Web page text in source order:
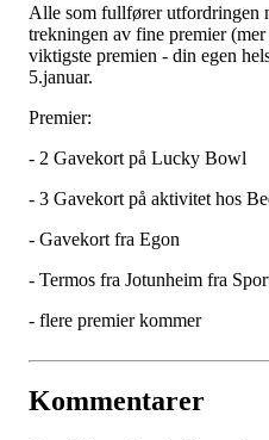
Alle som fullfører utfordringen
trekningen av fine premier
viktigste premien - din egen
5.januar.
Premier:
- 2 Gavekort på Lucky Bowl
- 3 Gavekort på aktivitet hos
- Gavekort fra Egon
- Termos fra Jotunheim fra
- flere premier kommer
Kommentarer